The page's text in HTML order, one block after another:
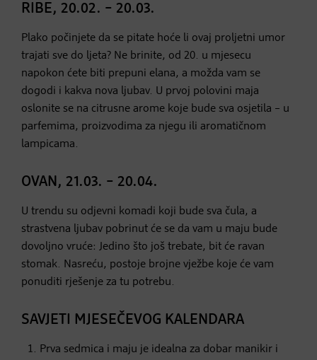
RIBE, 20.02. – 20.03.
Plako počinjete da se pitate hoće li ovaj proljetni umor
trajati sve do ljeta? Ne brinite, od 20. u mjesecu
napokon ćete biti prepuni elana, a možda vam se
dogodi i kakva nova ljubav. U prvoj polovini maja
oslonite se na citrusne arome koje bude sva osjetila – u
parfemima, proizvodima za njegu ili aromatičnom
lampicama.
OVAN, 21.03. – 20.04.
U trendu su odjevni komadi koji bude sva čula, a
strastvena ljubav pobrinut će se da vam u maju bude
dovoljno vruće: Jedino što još trebate, bit će ravan
stomak. Nasreću, postoje brojne vježbe koje će vam
ponuditi rješenje za tu potrebu.
SAVJETI MJESEČEVOG KALENDARA
Prva sedmica i maju je idealna za dobar manikir i